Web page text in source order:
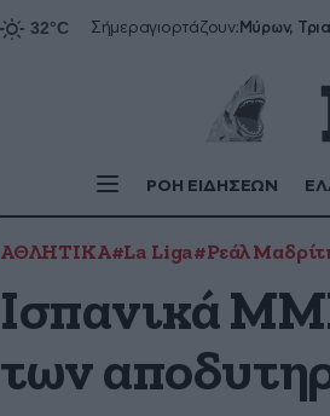
Σήμεραγιορτάζουν:
ΡΟΗ ΕΙΔΗΣΕΩΝ
ΑΘΛΗΤΙΚΑ#La Liga#Ρεάλ
Ισπανικά
των